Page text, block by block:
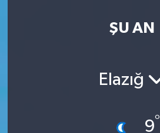
ŞU AN
Elazığ
9°